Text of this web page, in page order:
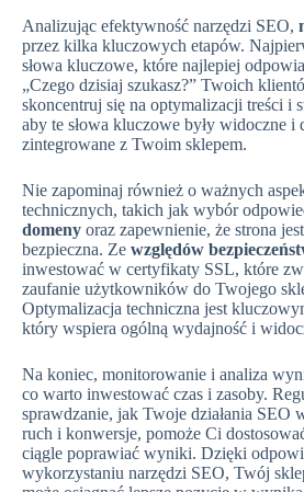
Analizując efektywność narzędzi SEO,
przez kilka kluczowych etapów.
słowa kluczowe, które najlepiej
„Czego dzisiaj szukasz?” Twoich
skoncentruj się na optymalizacji treści i
aby te słowa kluczowe były widoczne i
zintegrowane z Twoim sklepem.
Nie zapominaj również o ważnych
technicznych, takich jak wybór
domeny oraz zapewnienie, że strona
bezpieczna. Ze względów
inwestować w certyfikaty SSL, które
zaufanie użytkowników do Twojego
Optymalizacja techniczna jest
który wspiera ogólną wydajność i
Na koniec, monitorowanie i analiza
co warto inwestować czas i zasoby.
sprawdzanie, jak Twoje działania SEO
ruch i konwersje, pomoże Ci
ciągle poprawiać wyniki. Dzięki
wykorzystaniu narzędzi SEO, Twój